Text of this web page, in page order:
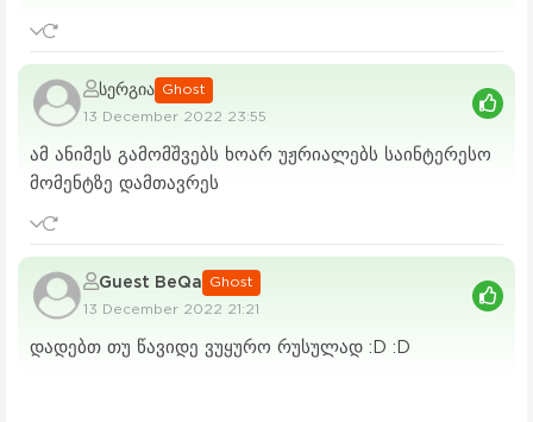
სერგია Ghost
13 December 2022 23:55
ამ ანიმეს გამომშვებს ხოარ უჟრიალებს საინტერესო
მომენტზე დამთავრეს
Guest BeQa Ghost
13 December 2022 21:21
დადებთ თუ წავიდე ვუყურო რუსულად :D :D